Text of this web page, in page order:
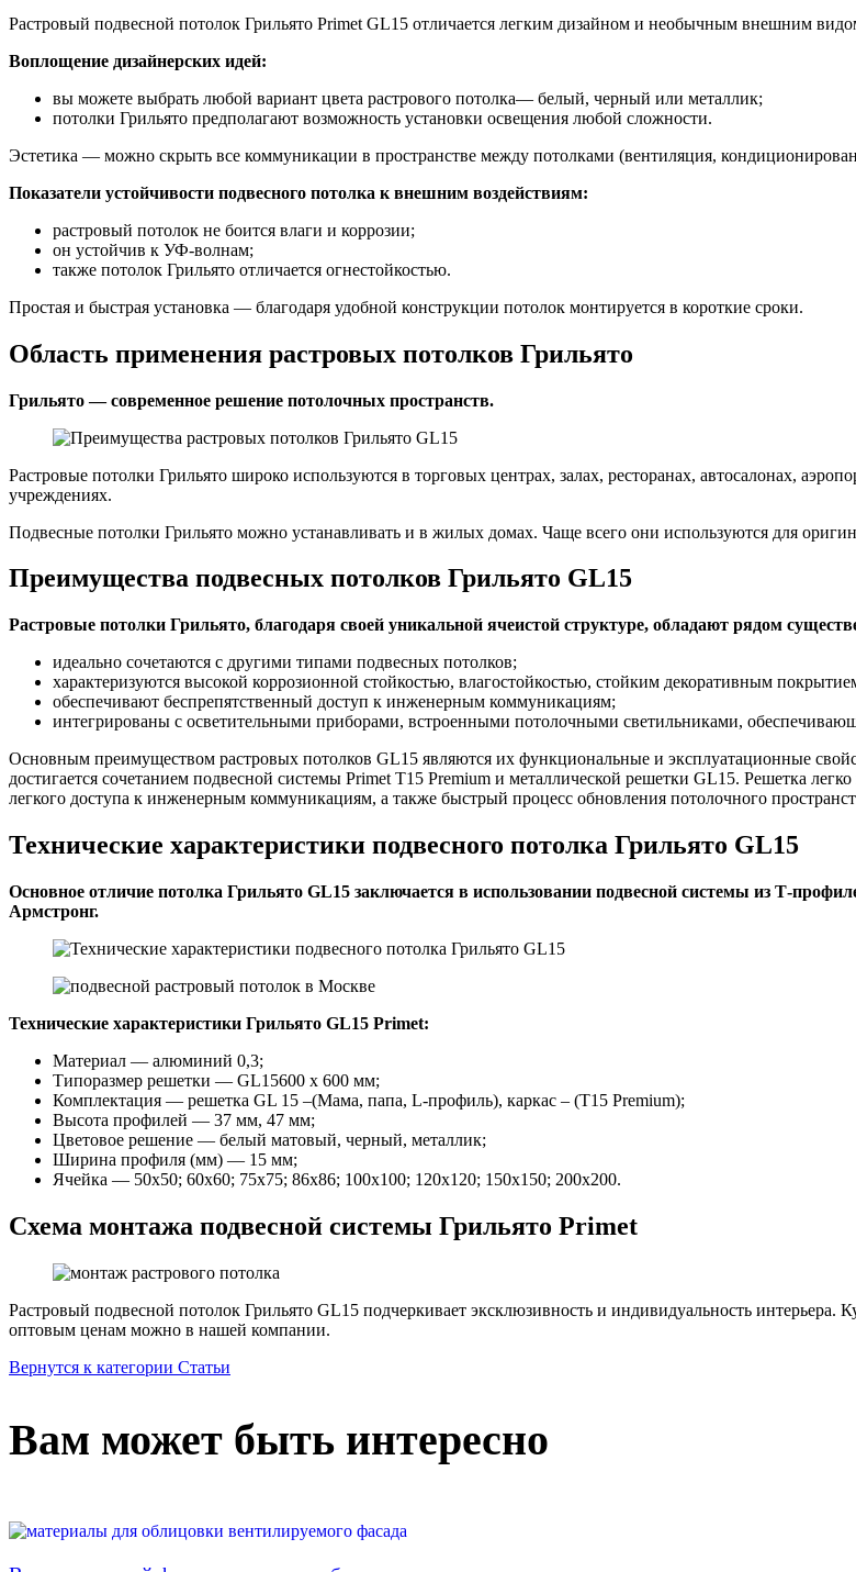
Растровый подвесной потолок Грильято Primet GL15 отличается легким дизайном и необычным внешним
Воплощение дизайнерских идей:
вы можете выбрать любой вариант цвета растрового потолка— белый, черный или металлик;
потолки Грильято предполагают возможность установки освещения любой сложности.
Эстетика — можно скрыть все коммуникации в пространстве между потолками (вентиляция,
Показатели устойчивости подвесного потолка к внешним воздействиям:
растровый потолок не боится влаги и коррозии;
он устойчив к УФ-волнам;
также потолок Грильято отличается огнестойкостью.
Простая и быстрая установка — благодаря удобной конструкции потолок монтируется в короткие сроки.
Область применения растровых потолков Грильято
Грильято — современное решение потолочных пространств.
Растровые потолки Грильято широко используются в торговых центрах, залах, ресторанах, автосалонах,
учреждениях.
Подвесные потолки Грильято можно устанавливать и в жилых домах. Чаще всего они используются для
Преимущества подвесных потолков Грильято GL15
Растровые потолки Грильято, благодаря своей уникальной ячеистой структуре, обладают рядом
идеально сочетаются с другими типами подвесных потолков;
характеризуются высокой коррозионной стойкостью, влагостойкостью, стойким декоративным
обеспечивают беспрепятственный доступ к инженерным коммуникациям;
интегрированы с осветительными приборами, встроенными потолочными светильниками,
Основным преимуществом растровых потолков GL15 являются их функциональные и эксплуатационные
достигается сочетанием подвесной системы Primet Т15 Premium и металлической решетки GL15. Решетка
легкого доступа к инженерным коммуникациям, а также быстрый процесс обновления потолочного
Технические характеристики подвесного потолка Грильято GL15
Основное отличие потолка Грильято GL15 заключается в использовании подвесной системы из Т-
Армстронг.
Технические характеристики Грильято GL15 Primet:
Материал — алюминий 0,3;
Типоразмер решетки — GL15600 х 600 мм;
Комплектация — решетка GL 15 –(Мама, папа, L-профиль), каркас – (Т15 Premium);
Высота профилей — 37 мм, 47 мм;
Цветовое решение — белый матовый, черный, металлик;
Ширина профиля (мм) — 15 мм;
Ячейка — 50х50; 60х60; 75х75; 86х86; 100х100; 120х120; 150х150; 200х200.
Схема монтажа подвесной системы Грильято Primet
Растровый подвесной потолок Грильято GL15 подчеркивает эксклюзивность и индивидуальность
оптовым ценам можно в нашей компании.
Вернутся к категории Статьи
Вам может быть интересно